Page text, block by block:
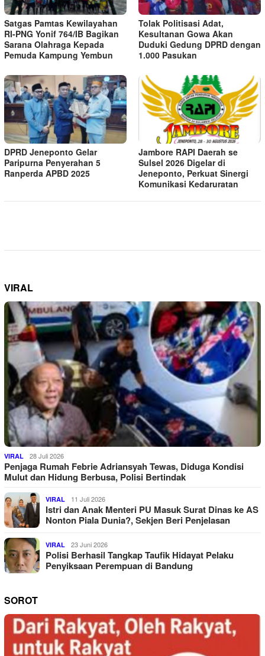
Satgas Pamtas Kewilayahan
RI-PNG Yonif 764/IB Bagikan
Sarana Olahraga Kepada
Pemuda Kampung Yembun
Tolak Politisasi Adat,
Kesultanan Gowa Akan
Duduki Gedung DPRD dengan
1.000 Pasukan
DPRD Jeneponto Gelar
Paripurna Penyerahan 5
Ranperda APBD 2025
Jambore RAPI Daerah se
Sulsel 2026 Digelar di
Jeneponto, Perkuat Sinergi
Komunikasi Kedaruratan
VIRAL
VIRAL 28 Juli 2026
Penjaga Rumah Febrie Adriansyah Tewas, Diduga Kondisi
Mulut dan Hidung Berbusa, Polisi Bertindak
VIRAL 11 Juli 2026
Istri dan Anak Menteri PU Masuk Surat Dinas ke AS
Nonton Piala Dunia?, Sekjen Beri Penjelasan
VIRAL 23 Juni 2026
Polisi Berhasil Tangkap Taufik Hidayat Pelaku
Penyiksaan Perempuan di Bandung
SOROT